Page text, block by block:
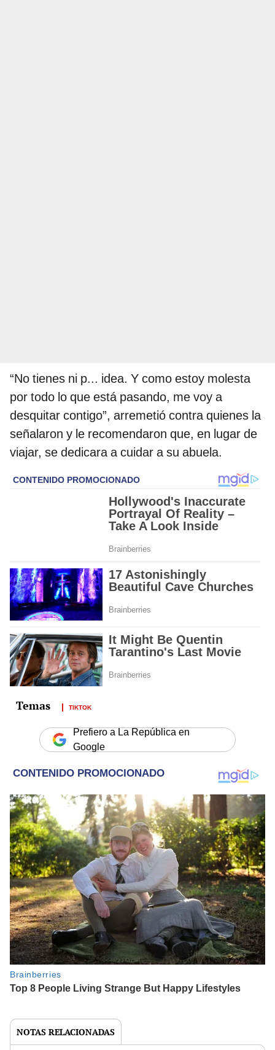
“No tienes ni p... idea. Y como estoy molesta
por todo lo que está pasando, me voy a
desquitar contigo”, arremetió contra quienes la
señalaron y le recomendaron que, en lugar de
viajar, se dedicara a cuidar a su abuela.
TIKTOK
Prefiero a La República en
Google
NOTAS RELACIONADAS